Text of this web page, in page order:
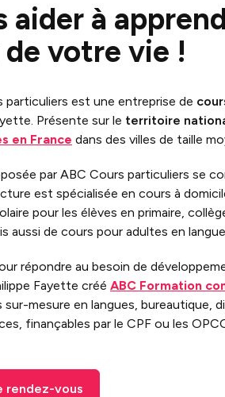
aider à
votre vie !
particuliers est une entreprise de
Présente sur le territoire
en France dans des villes de taille
par ABC Cours particuliers se
est spécialisée en cours à
pour les élèves en primaire,
aussi de cours pour adultes en
répondre au besoin de
Fayette créé ABC Formation
mesure en langues, bureautique,
finançables par le CPF ou les
rendez-vous